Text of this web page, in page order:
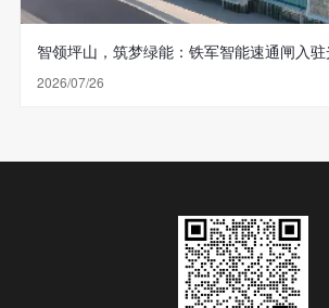
智领坪山，筑梦绿能：铁军智能速通闸入
2026/07/26